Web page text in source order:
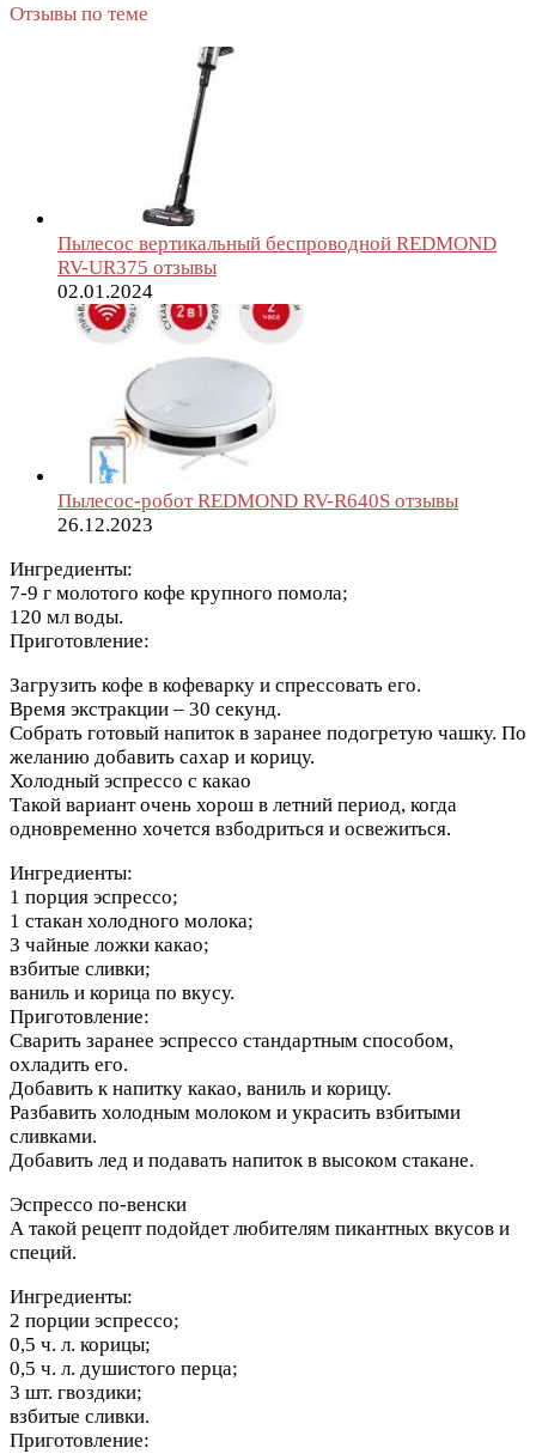
Отзывы по теме
Пылесос вертикальный беспроводной REDMOND
RV-UR375 отзывы
02.01.2024
Пылесос-робот REDMOND RV-R640S отзывы
26.12.2023
Ингредиенты:
7-9 г молотого кофе крупного помола;
120 мл воды.
Приготовление:
Загрузить кофе в кофеварку и спрессовать его.
Время экстракции – 30 секунд.
Собрать готовый напиток в заранее подогретую чашку. По
желанию добавить сахар и корицу.
Холодный эспрессо с какао
Такой вариант очень хорош в летний период, когда
одновременно хочется взбодриться и освежиться.
Ингредиенты:
1 порция эспрессо;
1 стакан холодного молока;
3 чайные ложки какао;
взбитые сливки;
ваниль и корица по вкусу.
Приготовление:
Сварить заранее эспрессо стандартным способом,
охладить его.
Добавить к напитку какао, ваниль и корицу.
Разбавить холодным молоком и украсить взбитыми
сливками.
Добавить лед и подавать напиток в высоком стакане.
Эспрессо по-венски
А такой рецепт подойдет любителям пикантных вкусов и
специй.
Ингредиенты:
2 порции эспрессо;
0,5 ч. л. корицы;
0,5 ч. л. душистого перца;
3 шт. гвоздики;
взбитые сливки.
Приготовление: